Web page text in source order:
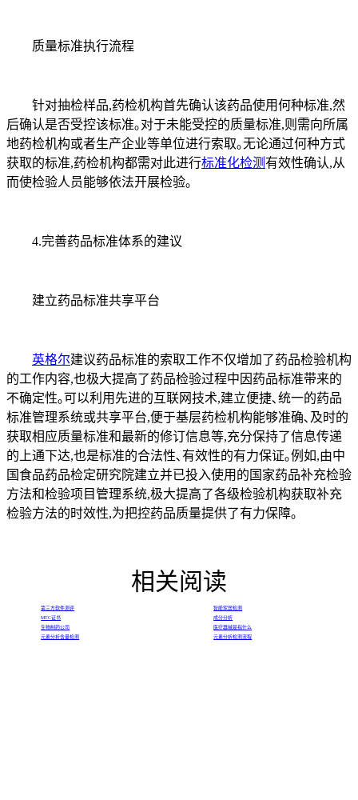
质量标准执行流程
针对抽检样品,药检机构首先确认该药品使用何种标准,然
后确认是否受控该标准｡对于未能受控的质量标准,则需向所属
地药检机构或者生产企业等单位进行索取｡无论通过何种方式
获取的标准,药检机构都需对此进行标准化检测有效性确认,从
而使检验人员能够依法开展检验｡
4.完善药品标准体系的建议
建立药品标准共享平台
英格尔建议药品标准的索取工作不仅增加了药品检验机构
的工作内容,也极大提高了药品检验过程中因药品标准带来的
不确定性｡可以利用先进的互联网技术,建立便捷､统一的药品
标准管理系统或共享平台,便于基层药检机构能够准确､及时的
获取相应质量标准和最新的修订信息等,充分保持了信息传递
的上通下达,也是标准的合法性､有效性的有力保证｡例如,由中
国食品药品检定研究院建立并已投入使用的国家药品补充检验
方法和检验项目管理系统,极大提高了各级检验机构获取补充
检验方法的时效性,为把控药品质量提供了有力保障｡
相关阅读
第三方软件测评
智能家居检测
MTC证书
成分分析
生物制药公司
医疗器械是指什么
元素分析含量检测
元素分析检测流程